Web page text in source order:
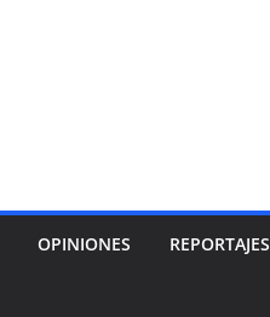
OPINIONES REPORTAJES